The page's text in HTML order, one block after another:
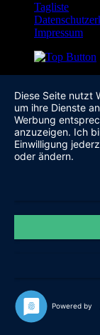
Tagliste
Impressum
Diese Seite nutzt
um ihre Dienste
Werbung
anzuzeigen. Ich
Einwilligung
oder ändern.
Powered by